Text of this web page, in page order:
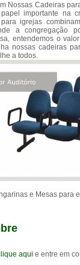
Nossas Cadeiras
importante na
igrejas
a congregação
entendemos o
nossas cadeiras
a todos.
e Mesas para
aqui e entre em